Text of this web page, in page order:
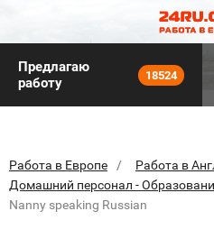
Предлагаю
работу
18524
Работа в Европе
Работа в
Домашний персонал -
Nanny speaking Russian